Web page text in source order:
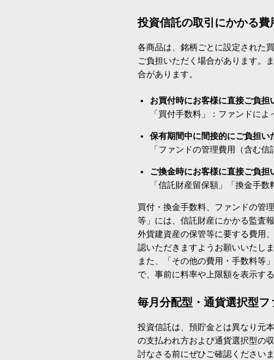
投資信託の取引にかかる費
各商品は、銘柄ごとに設定された
ご負担いただく場合があります。
合があります。
お買付時にお客様に直接ご負担
「買付手数料」：ファンドに
保有期間中に間接的にご負担い
「ファンドの管理費用（含む
ご換金時にお客様に直接ご負担
「信託財産留保額」「換金手
買付・換金手数料、ファンドの管
等」には、信託財産にかかる監査
外貨建資産の保管等に要する費用
認いただきますようお願いいたし
また、「その他の費用・手数料等
で、事前に料率や上限額を表示す
毎月分配型・通貨選択型
投資信託は、預貯金とは異なり元
の支払われ方および通貨選択型の
討なさる前にぜひご確認ください